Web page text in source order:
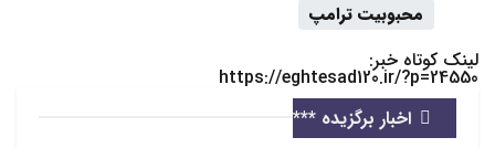
محبوبیت ترامپ
لینک کوتاه خبر:
https://eghtesad120.ir/?p=24550
اخبار برگزیده ***